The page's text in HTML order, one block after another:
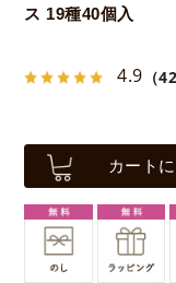
ス 19種40個入
4.9 （
カート